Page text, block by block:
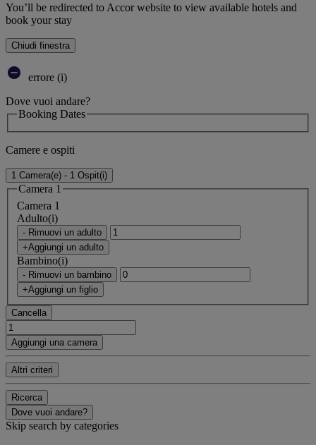
You’ll be redirected to Accor website to view available hotels and
book your stay
Chiudi finestra
errore (i)
Dove vuoi andare?
Booking Dates
Camere e ospiti
1 Camera(e) - 1 Ospit(i)
Camera 1
Camera 1
Adulto(i)
- Rimuovi un adulto
+Aggiungi un adulto
Bambino(i)
- Rimuovi un bambino
+Aggiungi un figlio
Cancella
Aggiungi una camera
Altri criteri
Ricerca
Dove vuoi andare?
Skip search by categories